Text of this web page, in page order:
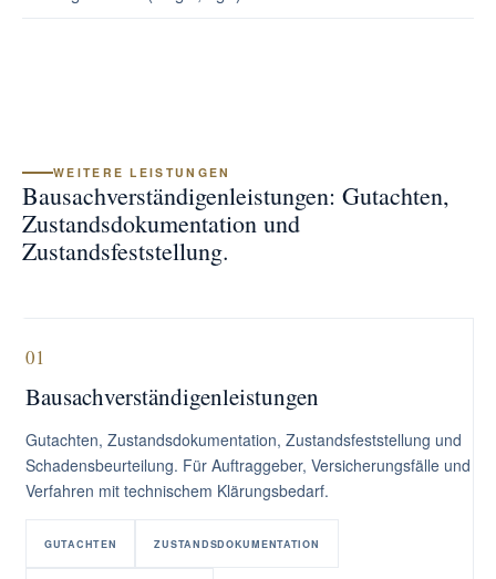
WEITERE LEISTUNGEN
Bausachverständigenleistungen: Gutachten,
Zustandsdokumentation und
Zustandsfeststellung.
01
Bausachverständigenleistungen
Gutachten, Zustandsdokumentation, Zustandsfeststellung und
Schadensbeurteilung. Für Auftraggeber, Versicherungsfälle und
Verfahren mit technischem Klärungsbedarf.
GUTACHTEN ZUSTANDSDOKUMENTATION